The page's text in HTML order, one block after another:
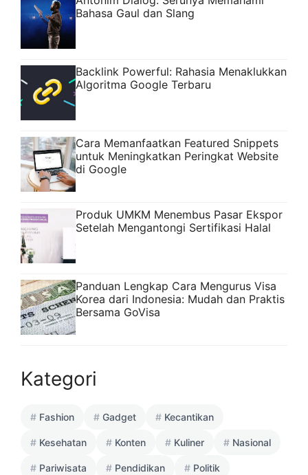
Bahasa Gaul dan Slang
Backlink Powerful: Rahasia Menaklukkan
Algoritma Google Terbaru
Cara Memanfaatkan Featured Snippets
untuk Meningkatkan Peringkat Website
di Google
Produk UMKM Menembus Pasar Ekspor
Setelah Mengantongi Sertifikasi Halal
Panduan Lengkap Cara Mengurus Visa
Korea dari Indonesia: Mudah dan Praktis
Bersama GoVisa
Kategori
Fashion Gadget Kecantikan
Kesehatan Konten Kuliner Nasional
Pariwisata Pendidikan Politik